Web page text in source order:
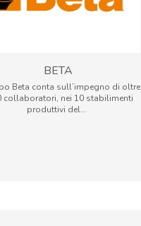
BETA
Beta conta sull’impegno di oltre
collaboratori, nei 10 stabilimenti
produttivi del…